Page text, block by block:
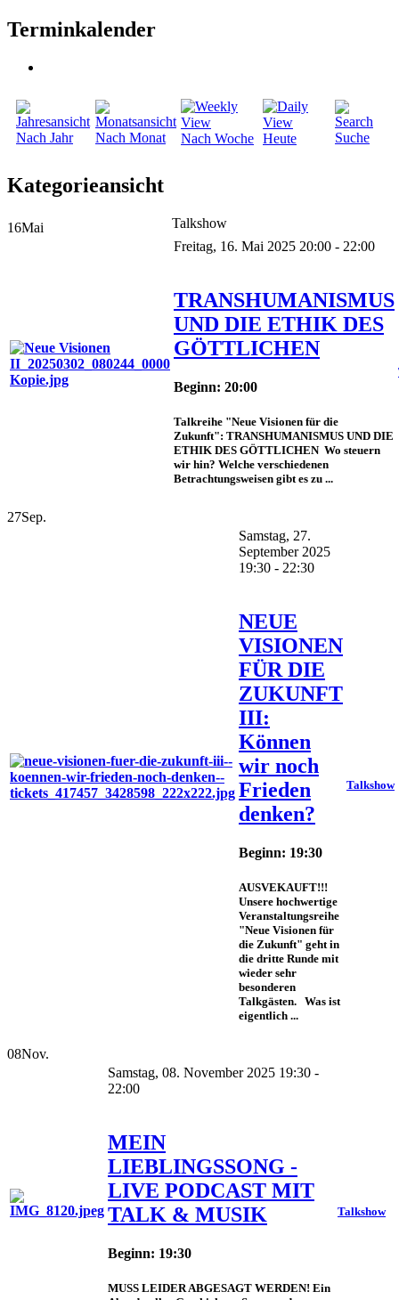
Terminkalender
Nach Jahr Nach Monat Nach Woche Heute Suche
Kategorieansicht
Talkshow
16Mai
Freitag, 16. Mai 2025 20:00 - 22:00
TRANSHUMANISMUS
UND DIE ETHIK DES
GÖTTLICHEN
Beginn: 20:00
Talkreihe "Neue Visionen für die
Zukunft": TRANSHUMANISMUS UND DIE
ETHIK DES GÖTTLICHEN Wo steuern
wir hin? Welche verschiedenen
Betrachtungsweisen gibt es zu ...
27Sep.
Samstag, 27.
September 2025
19:30 - 22:30
NEUE
VISIONEN
FÜR DIE
ZUKUNFT
III:
Können
wir noch
Frieden
denken?
Beginn: 19:30
AUSVEKAUFT!!!
Unsere hochwertige
Veranstaltungsreihe
"Neue Visionen für
die Zukunft" geht in
die dritte Runde mit
wieder sehr
besonderen
Talkgästen. Was ist
eigentlich ...
Talkshow
08Nov.
Samstag, 08. November 2025 19:30 -
22:00
MEIN
LIEBLINGSSONG -
LIVE PODCAST MIT
TALK & MUSIK
Beginn: 19:30
MUSS LEIDER ABGESAGT WERDEN! Ein
Talkshow